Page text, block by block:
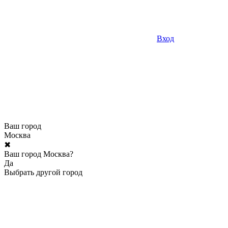
Вход
Ваш город
Москва
✖
Ваш город Москва?
Да
Выбрать другой город